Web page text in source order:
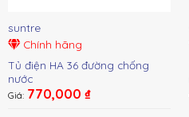
suntre
Chính hãng
Tủ điện HA 36 đường chống
nước
Giá: 770,000 ₫